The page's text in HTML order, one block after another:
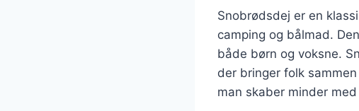
Snobrødsdej er en
camping og bålmad.
både børn og voksne.
der bringer folk
man skaber minder